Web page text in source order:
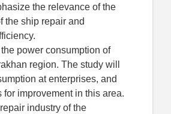
the relevance of the
the ship repair and
power consumption of
region. The study will
at enterprises, and
improvement in this area.
industry of the